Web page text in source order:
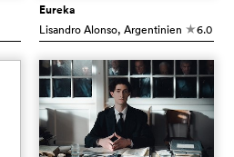
Eureka
Lisandro Alonso, Argentinien c6.0